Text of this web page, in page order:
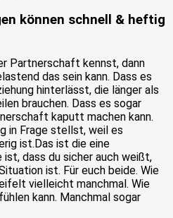
können schnell & heftig
Partnerschaft kennst, dann
das sein kann. Dass es
hinterlässt, die länger als
brauchen. Dass es sogar
kaputt machen kann.
in Frage stellst, weil es
ist.Das ist die eine
ist, dass du sicher auch weißt,
ist. Für euch beide. Wie
vielleicht manchmal. Wie
kann. Manchmal sogar